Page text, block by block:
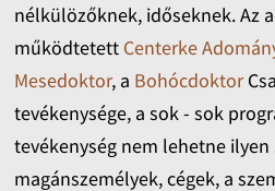
nélkülözőknek, időseknek. Az
működtetett Centerke
Mesedoktor, a Bohócdoktor
tevékenysége, a sok - sok
tevékenység nem lehetne
magánszemélyek, cégek, a